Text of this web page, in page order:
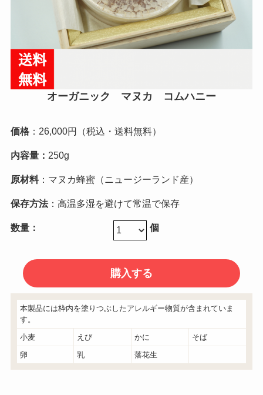
オーガニック マヌカ コムハニー
価格：26,000円（税込・送料無料）
内容量： 250g
原材料：マヌカ蜂蜜（ニュージーランド産）
保存方法：高温多湿を避けて常温で保存
数量： 個
本製品には枠内を塗りつぶしたアレルギー物質が含まれていま
す。
小麦
えび かに
そば
卵
乳 落花生